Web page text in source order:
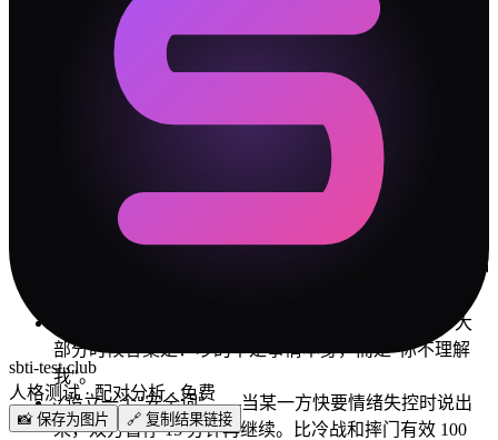
WOC! 去 KTV，MONK 去图书馆
冲突解决指南
你们最大的冲突源是「边界与依赖」维度。不是谁对
谁错，是两个人的出厂设置差太远。接受差异是第一
僧人 说话比较直，但 大惊小怪 可能比你想象中更在意
措辞。批评的时候先肯定，再建议——对 大惊小怪 这种
每次吵完架，花 5 分钟复盘"我们到底在吵什么"。大
部分时候答案是：吵的不是事情本身，而是"你不理解
我"。
✓设立一个"安全词"——当某一方快要情绪失控时说出
来，双方暂停 15 分钟再继续。比冷战和摔门有效 100
sbti-test.club
人格测试 · 配对分析 · 免费
📸 保存为图片 🔗 复制结果链接